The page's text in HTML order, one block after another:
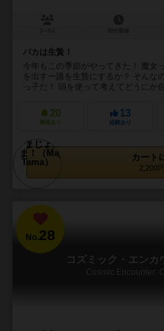
バカは生贄！
今年もこの季節がやってきた！ 魔女
を出すー誰を生贄にするか？ そんな
っ子だ！ 頭を使って考えてどうにか
20
興味あり
13
経験あり
カート
2,200
No.28
コズミック・エンカ
Cosmic Encounter: